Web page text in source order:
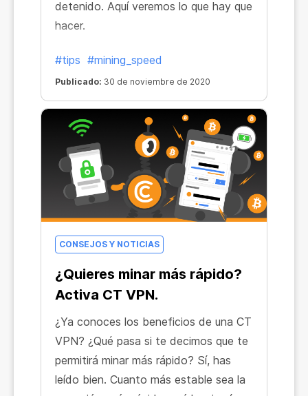
detenido. Aquí veremos lo que hay que
hacer.
#tips #mining_speed
Publicado: 30 de noviembre de 2020
CONSEJOS Y NOTICIAS
¿Quieres minar más rápido?
Activa CT VPN.
¿Ya conoces los beneficios de una CT
VPN? ¿Qué pasa si te decimos que te
permitirá minar más rápido? Sí, has
leído bien. Cuanto más estable sea la